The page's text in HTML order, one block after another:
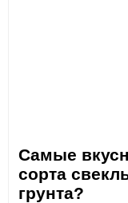
Самые
сорта
грунта?